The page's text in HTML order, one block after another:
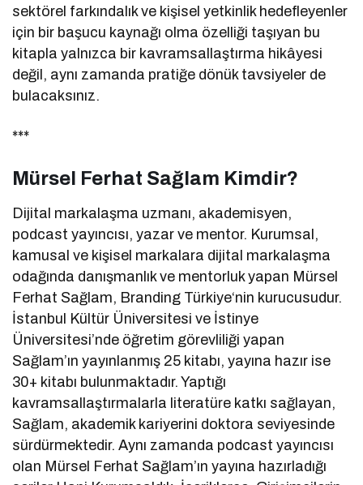
sektörel farkındalık ve kişisel yetkinlik hedefleyenler
için bir başucu kaynağı olma özelliği taşıyan bu
kitapla yalnızca bir kavramsallaştırma hikâyesi
değil, aynı zamanda pratiğe dönük tavsiyeler de
bulacaksınız.
***
Mürsel Ferhat Sağlam Kimdir?
Dijital markalaşma uzmanı, akademisyen,
podcast yayıncısı, yazar ve mentor. Kurumsal,
kamusal ve kişisel markalara dijital markalaşma
odağında danışmanlık ve mentorluk yapan Mürsel
Ferhat Sağlam, Branding Türkiye‘nin kurucusudur.
İstanbul Kültür Üniversitesi ve İstinye
Üniversitesi’nde öğretim görevliliği yapan
Sağlam’ın yayınlanmış 25 kitabı, yayına hazır ise
30+ kitabı bulunmaktadır. Yaptığı
kavramsallaştırmalarla literatüre katkı sağlayan,
Sağlam, akademik kariyerini doktora seviyesinde
sürdürmektedir. Aynı zamanda podcast yayıncısı
olan Mürsel Ferhat Sağlam’ın yayına hazırladığı